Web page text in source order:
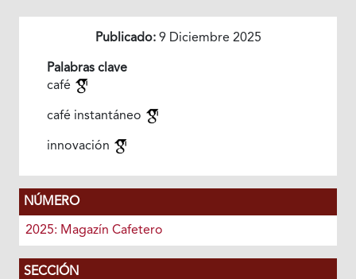
Publicado:9 Diciembre 2025
Palabras clave
café
café instantáneo
innovación
NÚMERO
2025: Magazín Cafetero
SECCIÓN